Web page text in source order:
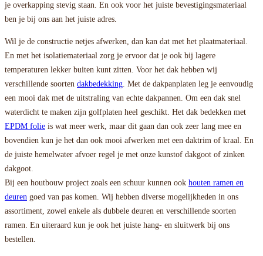
je overkapping stevig staan. En ook voor het juiste bevestigingsmateriaal
ben je bij ons aan het juiste adres.
Wil je de constructie netjes afwerken, dan kan dat met het plaatmateriaal.
En met het isolatiemateriaal zorg je ervoor dat je ook bij lagere
temperaturen lekker buiten kunt zitten. Voor het dak hebben wij
verschillende soorten dakbedekking. Met de dakpanplaten leg je eenvoudig
een mooi dak met de uitstraling van echte dakpannen. Om een dak snel
waterdicht te maken zijn golfplaten heel geschikt. Het dak bedekken met
EPDM folie is wat meer werk, maar dit gaan dan ook zeer lang mee en
bovendien kun je het dan ook mooi afwerken met een daktrim of kraal. En
de juiste hemelwater afvoer regel je met onze kunstof dakgoot of zinken
dakgoot.
Bij een houtbouw project zoals een schuur kunnen ook houten ramen en
deuren goed van pas komen. Wij hebben diverse mogelijkheden in ons
assortiment, zowel enkele als dubbele deuren en verschillende soorten
ramen. En uiteraard kun je ook het juiste hang- en sluitwerk bij ons
bestellen.